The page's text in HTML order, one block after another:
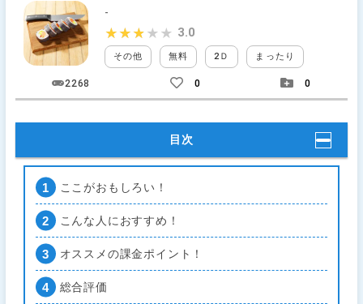
-
その他 無料 2Ｄ まったり
★★★★★
★★★★★ 3.0
2268 0 0
目次
ここがおもしろい！
こんな人におすすめ！
オススメの課金ポイント！
総合評価